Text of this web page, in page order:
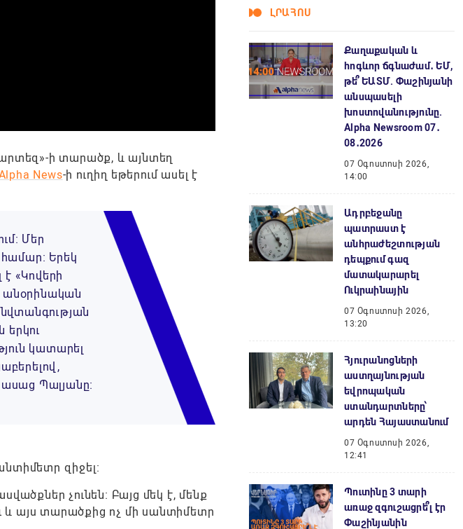
ի տարածք, և այնտեղ
News-ի ուղիղ եթերում ասել է
Մեր
Երեկ
է «Կովերի
երկու
կատարել
Պալյանը։
զիջել։
չունեն։ Բայց մեկ է, մենք
և այս տարածքից ոչ մի սանտիմետր
ԼՐԱՀՈՍ
Քաղաքական և
հոգևոր ճգնաժամ․ ԵՄ,
թե՞ ԵԱՏՄ. Փաշինյանի
անսպասելի
խոստովանությունը.
Alpha Newsroom 07․
08․2026
07 Օգոստոսի 2026,
14:00
Ադրբեջանը
պատրաստ է
անհրաժեշտության
դեպքում գազ
մատակարարել
Ուկրաինային
07 Օգոստոսի 2026,
13:20
Հյուրանոցների
աստղայնության
եվրոպական
ստանդարտները՝
արդեն Հայաստանում
07 Օգոստոսի 2026,
12:41
Պուտինը 3 տարի
առաջ զգուշացրե՞լ էր
Փաշինյանին